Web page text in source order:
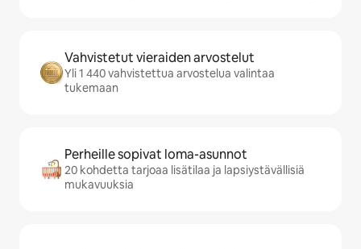
Vahvistetut vieraiden arvostelut
Yli 1 440 vahvistettua arvostelua valintaa
tukemaan
Perheille sopivat loma-asunnot
20 kohdetta tarjoaa lisätilaa ja lapsiystävällisiä
mukavuuksia